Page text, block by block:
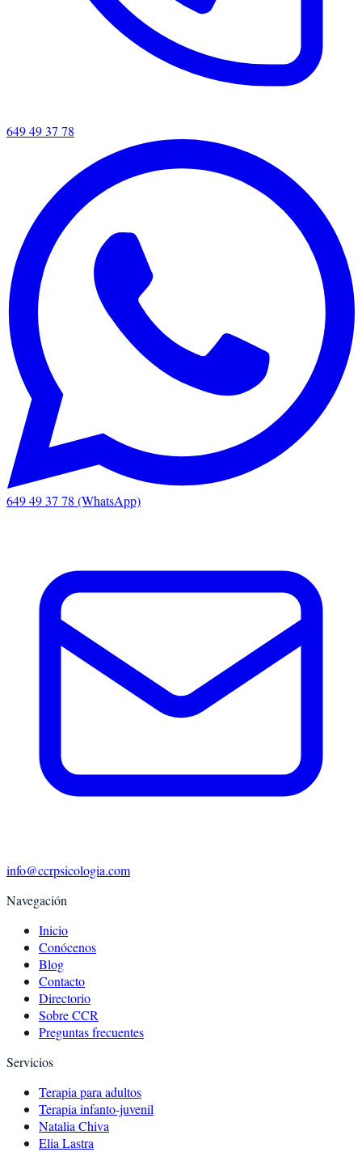
649 49 37 78
649 49 37 78 (WhatsApp)
info@ccrpsicologia.com
Navegación
Inicio
Conócenos
Blog
Contacto
Directorio
Sobre CCR
Preguntas frecuentes
Servicios
Terapia para adultos
Terapia infanto-juvenil
Natalia Chiva
Elia Lastra